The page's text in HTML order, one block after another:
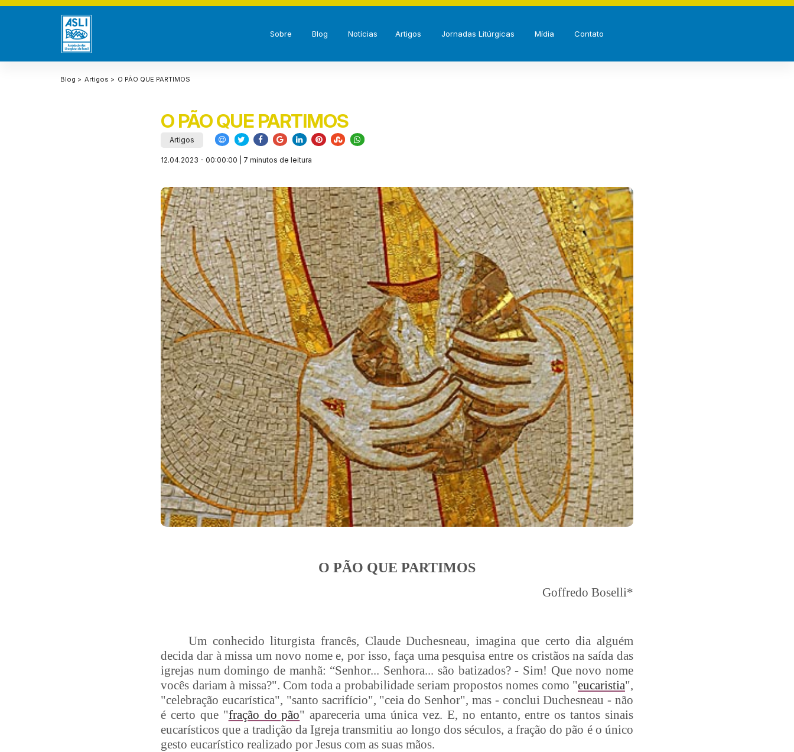
Sobre Blog Notícias Artigos Jornadas Litúrgicas Mídia Contato
Blog > Artigos > O PÃO QUE PARTIMOS
O PÃO QUE PARTIMOS
Artigos
12.04.2023 - 00:00:00 | 7 minutos de leitura
O PÃO QUE PARTIMOS
Goffredo Boselli*
Um conhecido liturgista francês, Claude Duchesneau, imagina que certo dia alguém
decida dar à missa um novo nome e, por isso, faça uma pesquisa entre os cristãos na saída das
igrejas num domingo de manhã: “Senhor... Senhora... são batizados? - Sim! Que novo nome
vocês dariam à missa?". Com toda a probabilidade seriam propostos nomes como "eucaristia",
"celebração eucarística", "santo sacrifício", "ceia do Senhor", mas - conclui Duchesneau - não
é certo que "fração do pão" apareceria uma única vez. E, no entanto, entre os tantos sinais
eucarísticos que a tradição da Igreja transmitiu ao longo dos séculos, a fração do pão é o único
gesto eucarístico realizado por Jesus com as suas mãos.